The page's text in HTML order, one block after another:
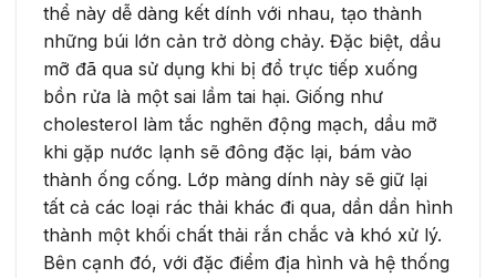
thể này dễ dàng kết dính với nhau, tạo thành
những búi lớn cản trở dòng chảy. Đặc biệt, dầu
mỡ đã qua sử dụng khi bị đổ trực tiếp xuống
bồn rửa là một sai lầm tai hại. Giống như
cholesterol làm tắc nghẽn động mạch, dầu mỡ
khi gặp nước lạnh sẽ đông đặc lại, bám vào
thành ống cống. Lớp màng dính này sẽ giữ lại
tất cả các loại rác thải khác đi qua, dần dần hình
thành một khối chất thải rắn chắc và khó xử lý.
Bên cạnh đó, với đặc điểm địa hình và hệ thống